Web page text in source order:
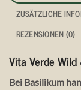
ZUSÄTZLICHE
REZENSIONEN (0)
Vita Verde
Bei Basilikum